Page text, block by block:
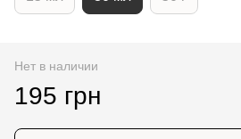
Нет в наличии
195 грн